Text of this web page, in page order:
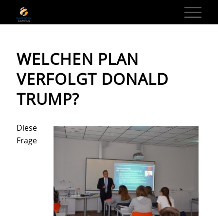
WELCHEN PLAN
VERFOLGT DONALD
TRUMP?
Diese
Frage